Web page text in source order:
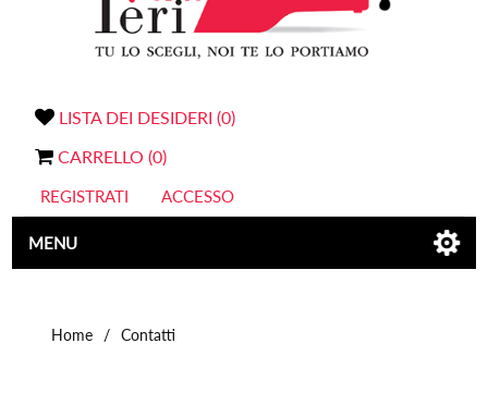
LISTA DEI DESIDERI (0)
CARRELLO (0)
REGISTRATI ACCESSO
MENU
Home / Contatti